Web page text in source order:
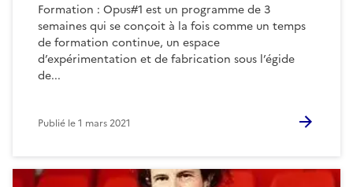
Formation : Opus#1 est un programme de 3
semaines qui se conçoit à la fois comme un temps
de formation continue, un espace
d’expérimentation et de fabrication sous l’égide
de...
Publié le1 mars 2021